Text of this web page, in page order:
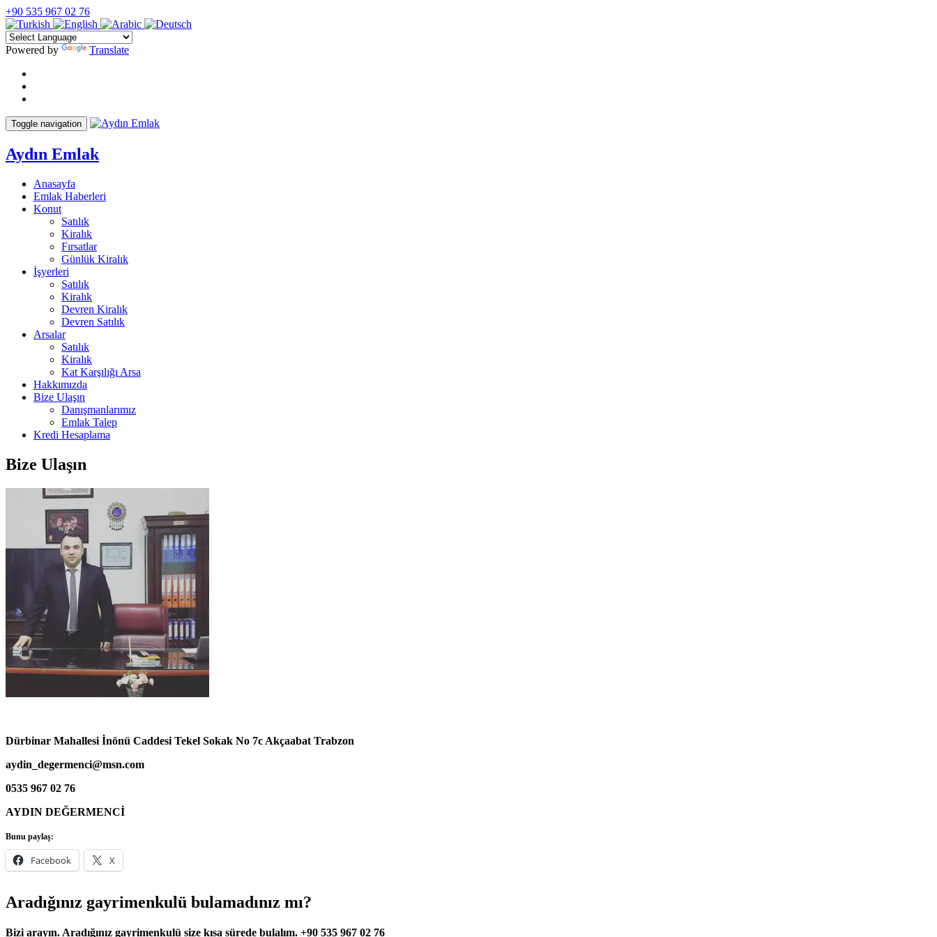
+90 535 967 02 76
Powered by Translate
Toggle navigation
Aydın Emlak
Anasayfa
Emlak Haberleri
Konut
Satılık
Kiralık
Fırsatlar
Günlük Kiralık
İşyerleri
Satılık
Kiralık
Devren Kiralık
Devren Satılık
Arsalar
Satılık
Kiralık
Kat Karşılığı Arsa
Hakkımızda
Bize Ulaşın
Danışmanlarımız
Emlak Talep
Kredi Hesaplama
Bize Ulaşın
Dürbinar Mahallesi İnönü Caddesi Tekel Sokak No 7c Akçaabat Trabzon
aydin_degermenci@msn.com
0535 967 02 76
AYDIN DEĞERMENCİ
Bunu paylaş:
Facebook X
Aradığınız gayrimenkulü bulamadınız mı?
Bizi arayın. Aradığınız gayrimenkulü size kısa sürede bulalım. +90 535 967 02 76